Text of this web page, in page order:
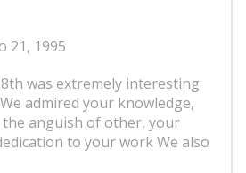
21, 1995
was extremely interesting
admired your knowledge,
anguish of other, your
to your work We also